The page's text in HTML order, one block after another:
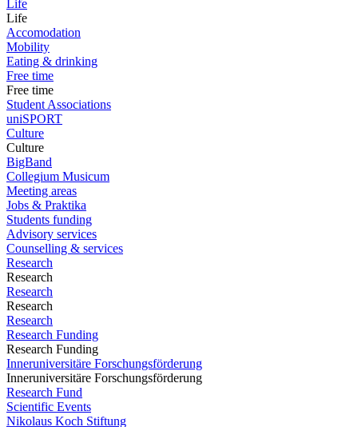
Life
Life
Accomodation
Mobility
Eating & drinking
Free time
Free time
Student Associations
uniSPORT
Culture
Culture
BigBand
Collegium Musicum
Meeting areas
Jobs & Praktika
Students funding
Advisory services
Counselling & services
Research
Research
Research
Research
Research
Research Funding
Research Funding
Inneruniversitäre Forschungsförderung
Inneruniversitäre Forschungsförderung
Research Fund
Scientific Events
Nikolaus Koch Stiftung